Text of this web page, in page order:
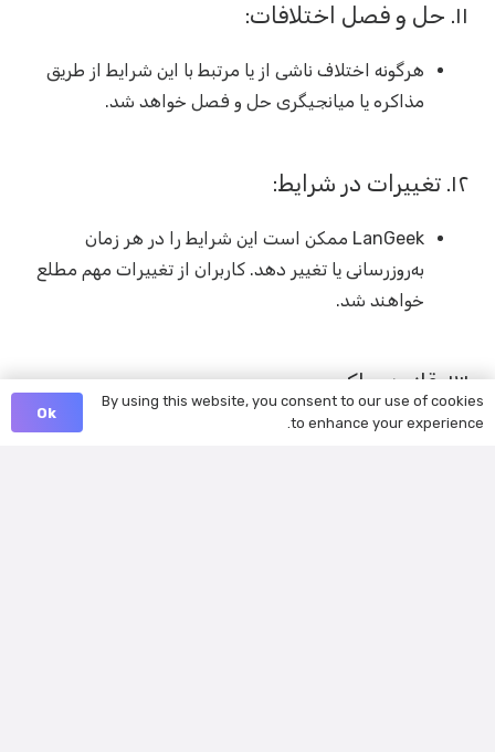
۱۱. حل و فصل اختلافات:
هرگونه اختلاف ناشی از یا مرتبط با این شرایط از طریق
مذاکره یا میانجیگری حل و فصل خواهد شد.
۱۲. تغییرات در شرایط:
LanGeek ممکن است این شرایط را در هر زمان
به‌روزرسانی یا تغییر دهد. کاربران از تغییرات مهم مطلع
خواهند شد.
۱۳. قانون حاکم:
این شرایط تحت قوانین کانادا، بدون توجه به اصول
By using this website, you consent to our use of cookies
to enhance your experience.
Ok